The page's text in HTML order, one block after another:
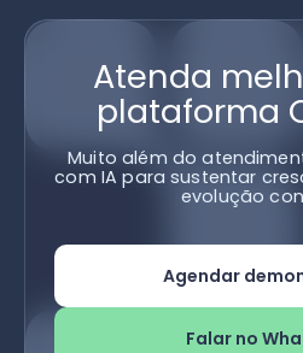
Atenda
plataforma
Muito além do
com IA para sustentar
evolução
Agendar
Falar no